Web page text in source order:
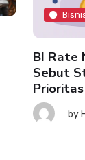
BI Rate
Sebut
Prioritas
by